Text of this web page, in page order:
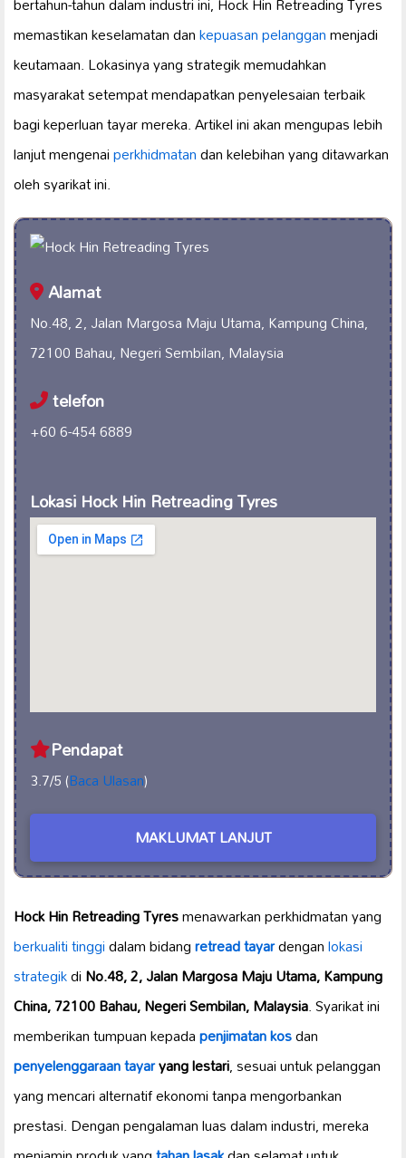
memastikan keselamatan dankepuasan pelangganmenjadi
keutamaan. Lokasinya yang strategik memudahkan
masyarakat setempat mendapatkan penyelesaian terbaik
bagi keperluan tayar mereka. Artikel ini akan mengupas lebih
lanjut mengenaiperkhidmatandan kelebihan yang ditawarkan
oleh syarikat ini.
Alamat
No.48, 2, Jalan Margosa Maju Utama, Kampung China,
72100 Bahau, Negeri Sembilan, Malaysia
telefon
+60 6-454 6889
Lokasi Hock Hin Retreading Tyres
Pendapat
3.7/5 (Baca Ulasan)
MAKLUMAT LANJUT
Hock Hin Retreading Tyresmenawarkan perkhidmatan yang
berkualiti tinggidalam bidangretread tayardenganlokasi
strategikdiNo.48, 2, Jalan Margosa Maju Utama, Kampung
China, 72100 Bahau, Negeri Sembilan, Malaysia. Syarikat ini
memberikan tumpuan kepadapenjimatan kosdan
penyelenggaraan tayaryang lestari, sesuai untuk pelanggan
yang mencari alternatif ekonomi tanpa mengorbankan
prestasi. Dengan pengalaman luas dalam industri, mereka